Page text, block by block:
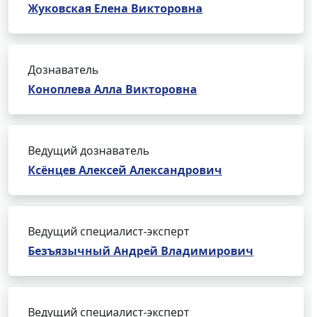
Жуковская Елена Викторовна
Дознаватель
Коноплева Алла Викторовна
Ведущий дознаватель
Ксёнцев Алексей Александрович
Ведущий специалист-эксперт
Безъязычный Андрей Владимирович
Ведущий специалист-эксперт